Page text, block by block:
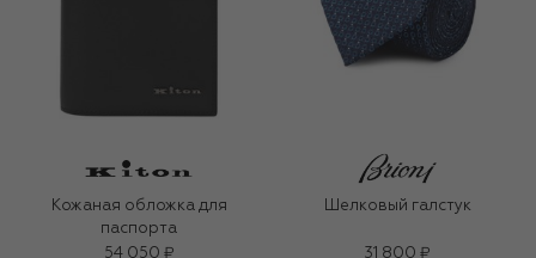
Кожаная обложка для
паспорта
54 050 ₽
Шелковый галстук
31 800 ₽